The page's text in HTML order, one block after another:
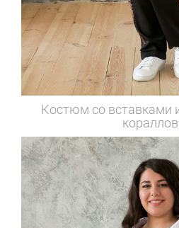
Костюм со вставками